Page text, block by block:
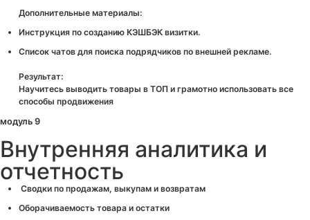
Дополнительные материалы:
Инструкция по созданию КЭШБЭК визитки.
Список чатов для поиска подрядчиков по внешней рекламе.
Результат:
Научитесь выводить товары в ТОП и грамотно использовать все
способы продвижения
модуль 9
Внутренняя аналитика и
отчетность
Сводки по продажам, выкупам и возвратам
Оборачиваемость товара и остатки